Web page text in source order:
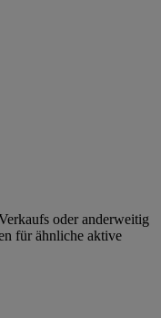
oder anderweitig
für ähnliche aktive